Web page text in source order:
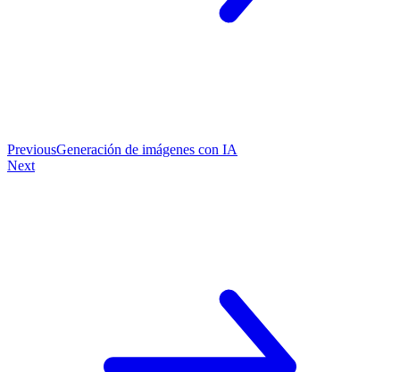
PreviousGeneración de imágenes con IA
Next